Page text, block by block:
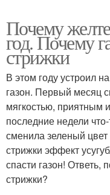
Почему
год. Почему
стрижки
В этом году устроил
газон. Первый месяц
мягкостью, приятным
последние недели
сменила зеленый
стрижки эффект
спасти газон! Ответь,
стрижки?